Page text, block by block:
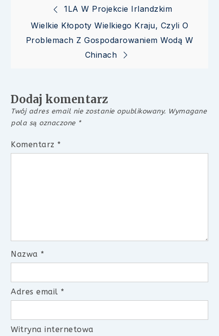
Nawigacja
wpisu
1LA W Projekcie Irlandzkim
Wielkie Kłopoty Wielkiego Kraju, Czyli O
Problemach Z Gospodarowaniem Wodą W
Chinach
Dodaj komentarz
Twój adres email nie zostanie opublikowany. Wymagane
pola są oznaczone *
Komentarz *
Nazwa *
Adres email *
Witryna internetowa